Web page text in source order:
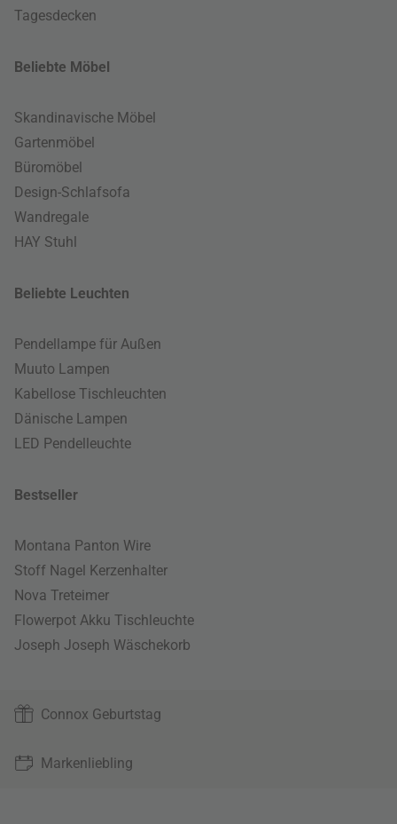
Tagesdecken
Beliebte Möbel
Skandinavische Möbel
Gartenmöbel
Büromöbel
Design-Schlafsofa
Wandregale
HAY Stuhl
Beliebte Leuchten
Pendellampe für Außen
Muuto Lampen
Kabellose Tischleuchten
Dänische Lampen
LED Pendelleuchte
Bestseller
Montana Panton Wire
Stoff Nagel Kerzenhalter
Nova Treteimer
Flowerpot Akku Tischleuchte
Joseph Joseph Wäschekorb
Connox Geburtstag
Markenliebling